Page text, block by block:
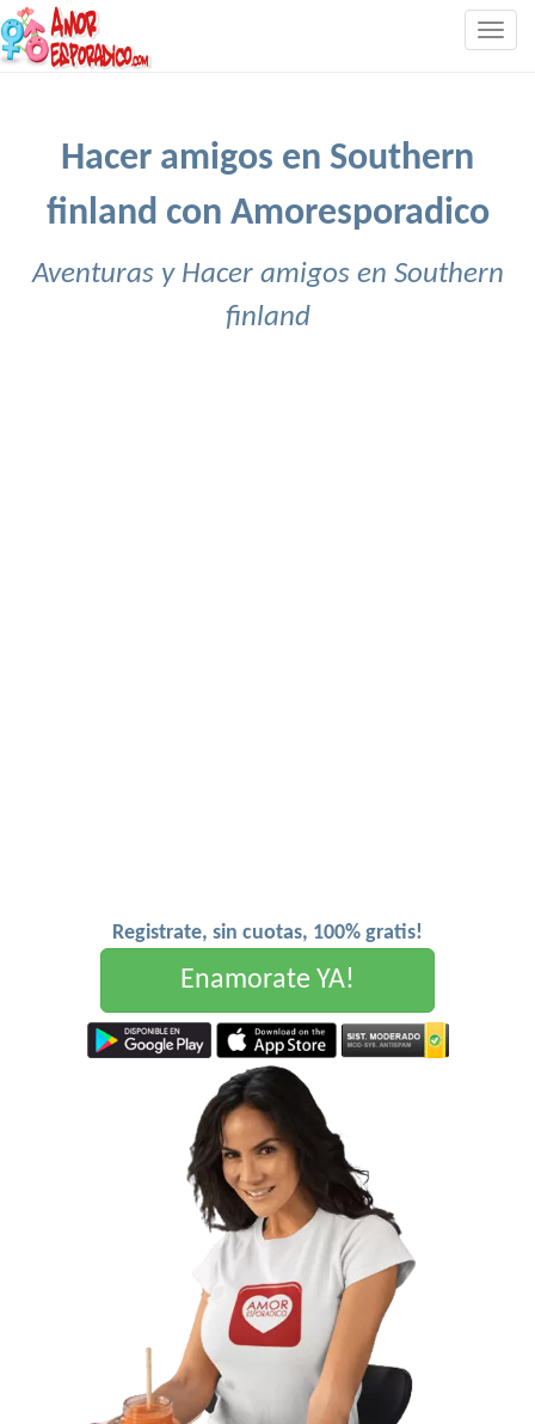
Hacer amigos en Southern
finland con Amoresporadico
Aventuras y Hacer amigos en Southern
finland
Registrate, sin cuotas, 100% gratis!
Enamorate YA!